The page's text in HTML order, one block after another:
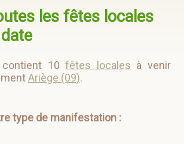
les fêtes locales
contient 10fêtes locales à venir
Ariège (09).
type de manifestation :